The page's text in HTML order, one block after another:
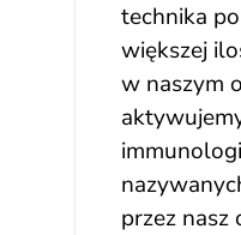
technika
większej
w naszym
przez